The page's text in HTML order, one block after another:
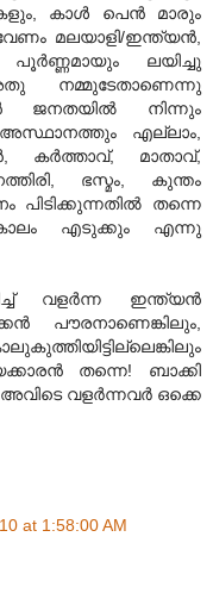
കാള്‍ പെന്‍ മാരും
മലയാളി/ഇന്ത്യന്‍,
പൂര്‍ണ്ണമായും ലയിച്ചു
നമ്മുടേതാണെന്നു
ജനതയില്‍ നിന്നും
എല്ലാം,
മാതാവ്,
ഭസ്മം, കുന്തം
പിടിക്കുന്നതില്‍ തന്നെ
എടുക്കും എന്നു
വളര്‍ന്ന ഇന്ത്യന്‍
പൗരനാണെങ്കിലും,
തന്നെ! ബാക്കി
വളര്‍ന്നവര്‍ ഒക്കെ
at 1:58:00 AM